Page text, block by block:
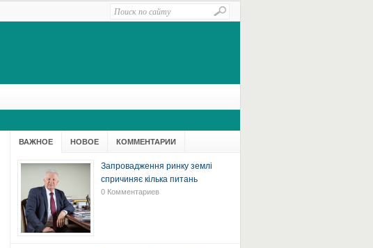
ВАЖНОЕ НОВОЕ КОММЕНТАРИИ
Запровадження ринку землі
спричиняє кілька питань
0 Комментариев